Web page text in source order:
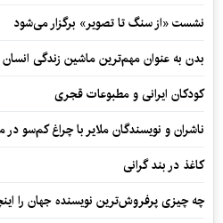
نشست «از سنگ تا تصویر» برگزار می‌شود
بدن به عنوان مهم‌ترین ماشین زندگی انسان
کودکان ایرانی و مطبوعات قجری
ناشران و نویسندگان ملایر با چراغ کم‌سو
کاغذ در بند گرانی
چه چیزی پرفروش‌ترین نویسنده جهان را